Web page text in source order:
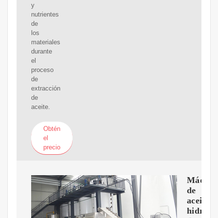
y
nutrientes
de
los
materiales
durante
el
proceso
de
extracción
de
aceite.
Obtén
el
precio
de
aceite